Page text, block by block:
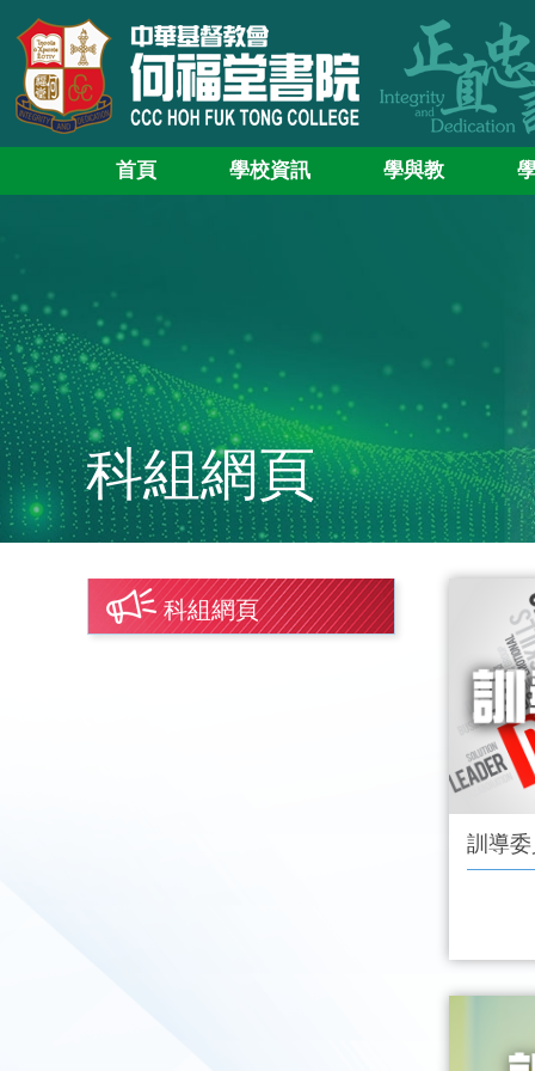
首頁 學校資訊 學與教
科組網頁
科組網頁
訓導